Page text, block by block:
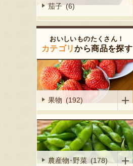
茄子 (6)
おいしいものたくさん！
カテゴリから商品を探す
果物 (192)
農産物･野菜 (178)